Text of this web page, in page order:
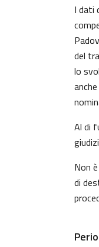
I dati
del
lo
Al di
Non
di